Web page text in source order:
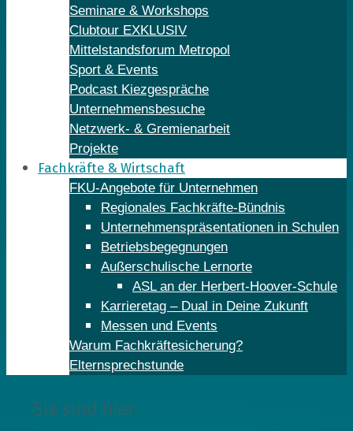
Seminare & Workshops
Clubtour EXKLUSIV
Mittelstandsforum Metropol
Sport & Events
Podcast Kiezgespräche
Unternehmensbesuche
Netzwerk- & Gremienarbeit
Projekte
Fachkräfte & Wirtschaft
FKU-Angebote für Unternehmen
Regionales Fachkräfte-Bündnis
Unternehmenspräsentationen in Schulen
Betriebsbegegnungen
Außerschulische Lernorte
ASL an der Herbert-Hoover-Schule
Karrieretag – Dual in Deine Zukunft
Messen und Events
Warum Fachkräftesicherung?
Elternsprechstunde
Sie sind hier: